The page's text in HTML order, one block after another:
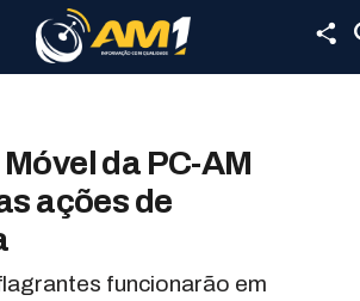
da PC-AM
ações de
funcionarão em